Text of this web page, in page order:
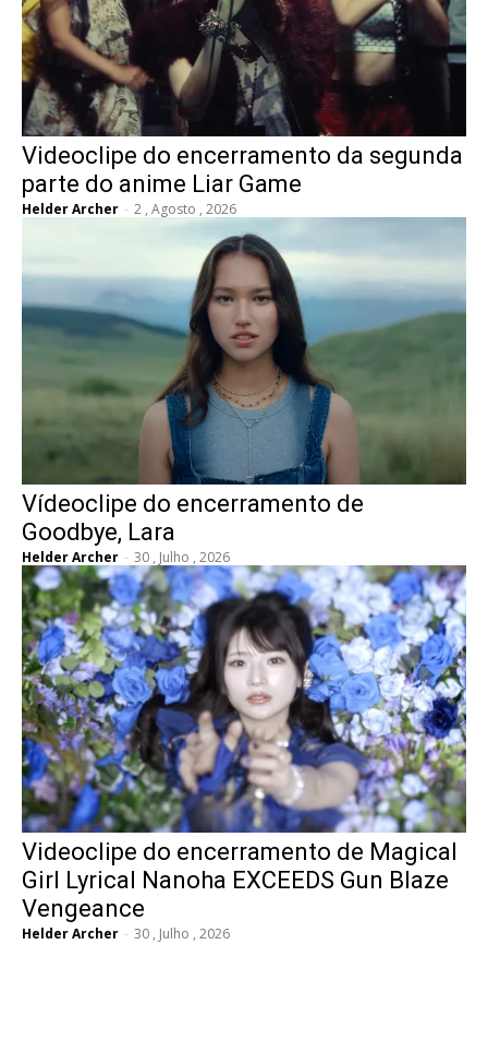
Videoclipe do encerramento da segunda
parte do anime Liar Game
Helder Archer - 2 , Agosto , 2026
Vídeoclipe do encerramento de
Goodbye, Lara
Helder Archer - 30 , Julho , 2026
Videoclipe do encerramento de Magical
Girl Lyrical Nanoha EXCEEDS Gun Blaze
Vengeance
Helder Archer - 30 , Julho , 2026